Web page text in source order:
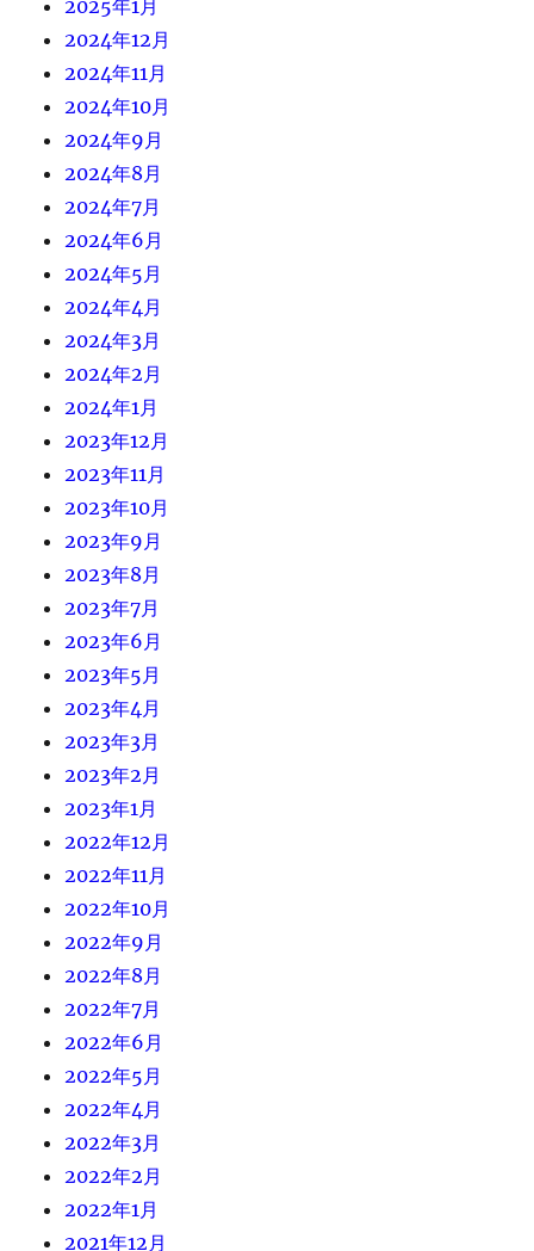
2025年1月
2024年12月
2024年11月
2024年10月
2024年9月
2024年8月
2024年7月
2024年6月
2024年5月
2024年4月
2024年3月
2024年2月
2024年1月
2023年12月
2023年11月
2023年10月
2023年9月
2023年8月
2023年7月
2023年6月
2023年5月
2023年4月
2023年3月
2023年2月
2023年1月
2022年12月
2022年11月
2022年10月
2022年9月
2022年8月
2022年7月
2022年6月
2022年5月
2022年4月
2022年3月
2022年2月
2022年1月
2021年12月